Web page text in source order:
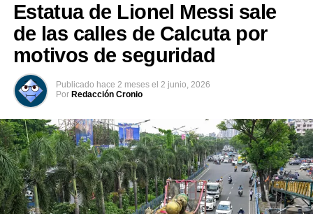
Estatua de Lionel Messi sale
de las calles de Calcuta por
motivos de seguridad
Publicado hace 2 meses el 2 junio, 2026
Por Redacción Cronio